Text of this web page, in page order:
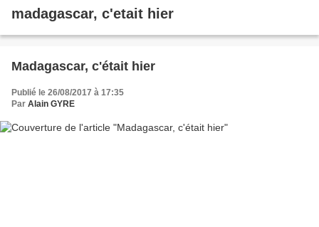
madagascar, c'etait hier
Madagascar, c'était hier
Publié le 26/08/2017 à 17:35
Par Alain GYRE